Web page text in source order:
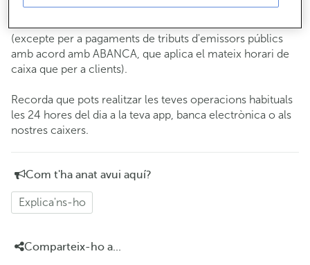
Si no ets client, l'horari de caixa serà elsdimarts i dijous
(excepte per a pagaments de tributs d'emissors públics
amb acord amb ABANCA, que aplica el mateix horari de
caixa que per a clients).
Recorda que pots realitzar les teves operacions habituals
les 24 hores del dia a la teva app, banca electrònica o als
nostres caixers.
Com t'ha anat avui aquí?
Explica'ns-ho
Comparteix-ho a...